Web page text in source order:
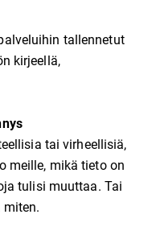
tallennetut
kirjeellä,
tai virheellisiä,
meille, mikä tieto on
tulisi muuttaa. Tai
miten.